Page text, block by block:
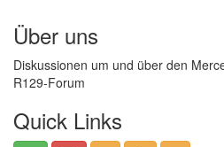
Über uns
Diskussionen um und über den
R129-Forum
Quick Links